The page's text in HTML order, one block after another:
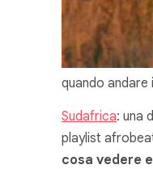
quando andare
Sudafrica: una
playlist
cosa vedere